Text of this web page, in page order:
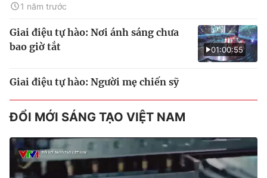
1 năm trước
01:00:55
Giai điệu tự hào: Nơi ánh sáng chưa
bao giờ tắt
Giai điệu tự hào: Người mẹ chiến sỹ
ĐỔI MỚI SÁNG TẠO VIỆT NAM